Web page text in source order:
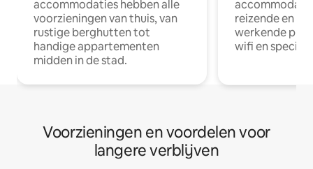
accommodaties hebben alle
voorzieningen van thuis, van
rustige berghutten tot
handige appartementen
midden in de stad.
reizende en
werkende
wifi en
Voorzieningen en voordelen voor
langere verblijven